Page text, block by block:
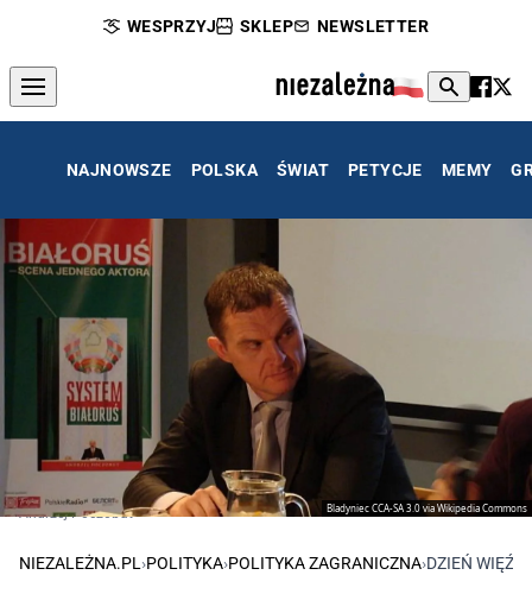
WESPRZYJ SKLEP NEWSLETTER
NAJNOWSZE POLSKA ŚWIAT PETYCJE MEMY
Bladyniec CCA-SA 3.0 via Wikipedia Commons
Andrzej Poczobut
NIEZALEŻNA.PL ›POLITYKA›POLITYKA ZAGRANICZNA›DZIEŃ